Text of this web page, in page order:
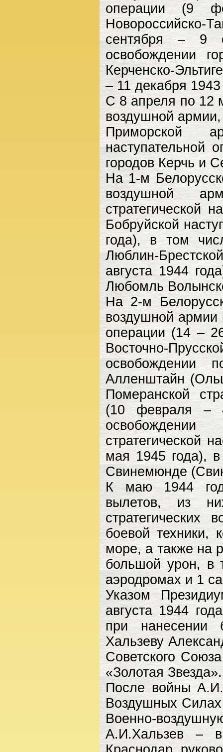
операции (9
Новороссийско-
сентября – 9
освобождении
Керченско-
– 11 декабря 1943
С 8 апреля по 12
воздушной
Приморской
наступательной
городов Керчь и
На 1-м
воздушной
стратегической
Бобруйской
года), в том
Люблин-
августа 1944
Любомль
На 2-м
воздушной армии
операции (14 –
Восточно-
освобождении
Алленштайн
Померанской
(10 февраля –
стратегической
мая 1945 года),
Свинемюнде
К маю 1944
вылетов, из
стратегических
боевой техники,
море, а также на
большой урон, в
аэродромах и 1
Указом
августа 1944
при нанесении
Хальзеву
Советского
«Золотая Звезда».
После войны
Воздушных Силах
Военно-
А.И.Xальзев –